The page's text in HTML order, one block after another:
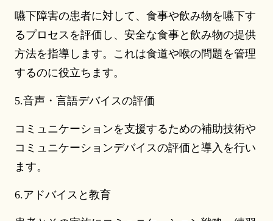
嚥下障害の患者に対して、食事や飲み物を嚥下す
るプロセスを評価し、安全な食事と飲み物の提供
方法を指導します。これは食道や喉の問題を管理
するのに役立ちます。
5.音声・言語デバイスの評価
コミュニケーションを支援するための補助技術や
コミュニケーションデバイスの評価と導入を行い
ます。
6.アドバイスと教育